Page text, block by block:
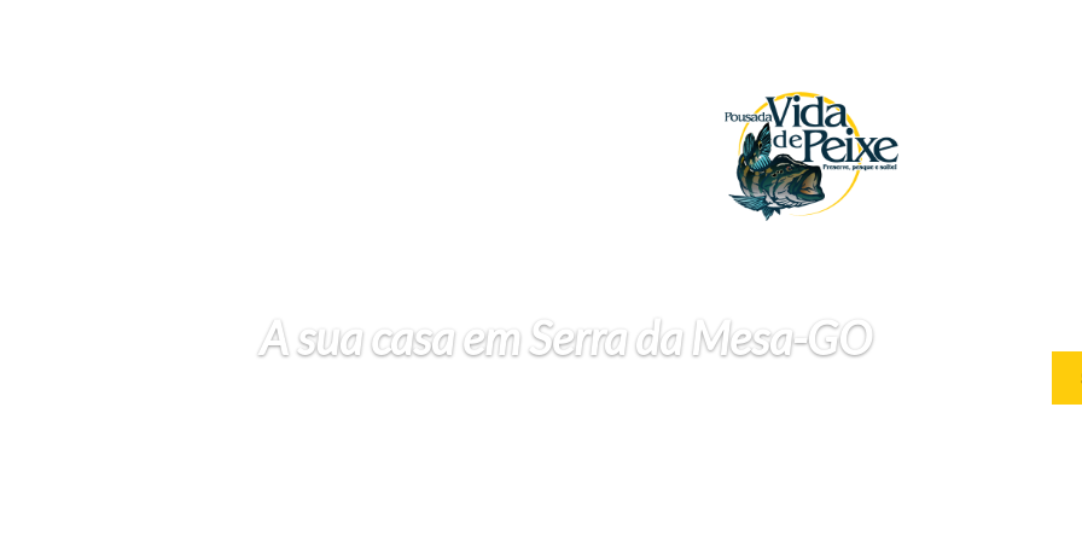
A sua casa em Serra da Mesa-GO